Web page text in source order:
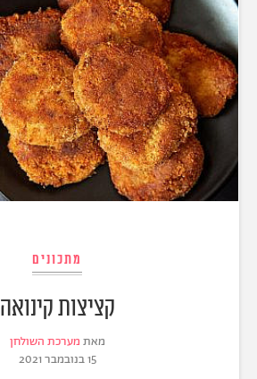
מתכונים
קציצות קינואה
מאת מערכת השולחן
15 בנובמבר 2021